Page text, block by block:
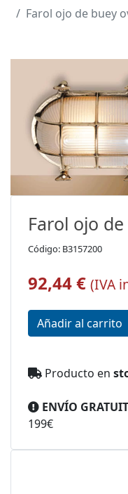
Farol ojo de buey
Farol ojo
Código: B3157200
92,44 € (IVA
Producto en
ENVÍO
199€